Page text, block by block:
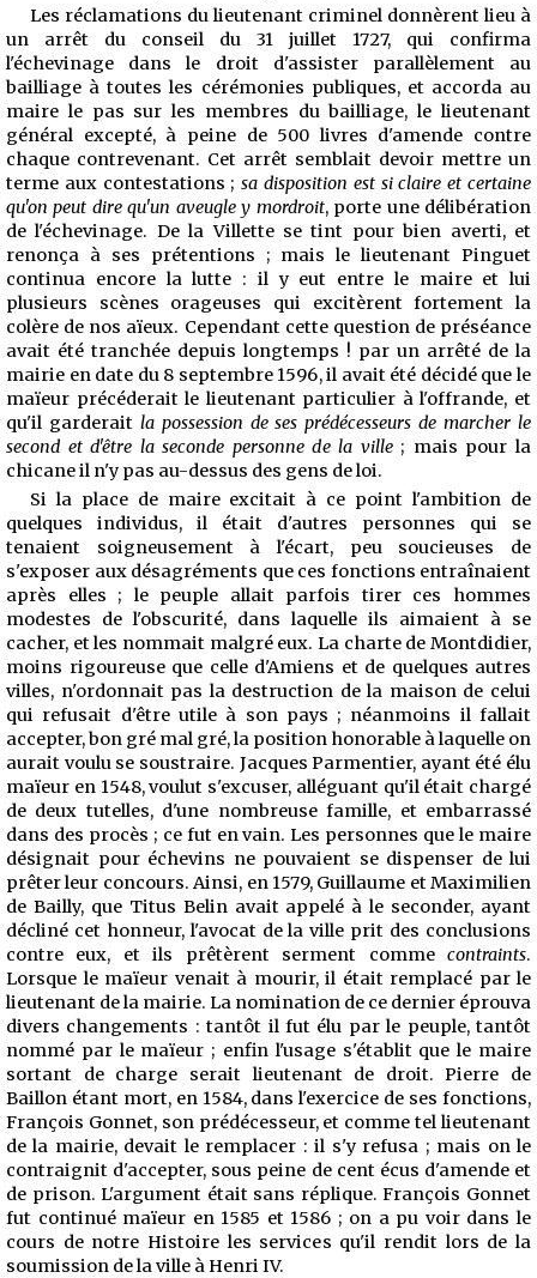
Les réclamations du lieutenant criminel donnèrent lieu à
un arrêt du conseil du 31 juillet 1727, qui confirma
l'échevinage dans le droit d'assister parallèlement au
bailliage à toutes les cérémonies publiques, et accorda au
maire le pas sur les membres du bailliage, le lieutenant
général excepté, à peine de 500 livres d'amende contre
chaque contrevenant. Cet arrêt semblait devoir mettre un
terme aux contestations ;sa disposition est si claire et certaine
qu'on peut dire qu'un aveugle y mordroit, porte une délibération
de l'échevinage. De la Villette se tint pour bien averti, et
renonça à ses prétentions ; mais le lieutenant Pinguet
continua encore la lutte : il y eut entre le maire et lui
plusieurs scènes orageuses qui excitèrent fortement la
colère de nos aïeux. Cependant cette question de préséance
avait été tranchée depuis longtemps ! par un arrêté de la
mairie en date du 8 septembre 1596, il avait été décidé que le
maïeur précéderait le lieutenant particulier à l'offrande, et
qu'il garderait la possession de ses prédécesseurs de marcher le
second et d'être la seconde personne de la ville; mais pour la
chicane il n'y pas au-dessus des gens de loi.
Si la place de maire excitait à ce point l'ambition de
quelques individus, il était d'autres personnes qui se
tenaient soigneusement à l'écart, peu soucieuses de
s'exposer aux désagréments que ces fonctions entraînaient
après elles ; le peuple allait parfois tirer ces hommes
modestes de l'obscurité, dans laquelle ils aimaient à se
cacher, et les nommait malgré eux. La charte de Montdidier,
moins rigoureuse que celle d'Amiens et de quelques autres
villes, n'ordonnait pas la destruction de la maison de celui
qui refusait d'être utile à son pays ; néanmoins il fallait
accepter, bon gré mal gré, la position honorable à laquelle on
aurait voulu se soustraire. Jacques Parmentier, ayant été élu
maïeur en 1548, voulut s'excuser, alléguant qu'il était chargé
de deux tutelles, d'une nombreuse famille, et embarrassé
dans des procès ; ce fut en vain. Les personnes que le maire
désignait pour échevins ne pouvaient se dispenser de lui
prêter leur concours. Ainsi, en 1579, Guillaume et Maximilien
de Bailly, que Titus Belin avait appelé à le seconder, ayant
décliné cet honneur, l'avocat de la ville prit des conclusions
contre eux, et ils prêtèrent serment comme contraints.
Lorsque le maïeur venait à mourir, il était remplacé par le
lieutenant de la mairie. La nomination de ce dernier éprouva
divers changements : tantôt il fut élu par le peuple, tantôt
nommé par le maïeur ; enfin l'usage s'établit que le maire
sortant de charge serait lieutenant de droit. Pierre de
Baillon étant mort, en 1584, dans l'exercice de ses fonctions,
François Gonnet, son prédécesseur, et comme tel lieutenant
de la mairie, devait le remplacer : il s'y refusa ; mais on le
contraignit d'accepter, sous peine de cent écus d'amende et
de prison. L'argument était sans réplique. François Gonnet
fut continué maïeur en 1585 et 1586 ; on a pu voir dans le
cours de notre Histoire les services qu'il rendit lors de la
soumission de la ville à Henri IV.